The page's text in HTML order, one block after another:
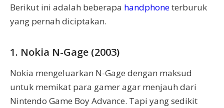
Berikut ini adalah beberapa handphoneterburuk
yang pernah diciptakan.
1. Nokia N-Gage (2003)
Nokia mengeluarkan N-Gage dengan maksud
untuk memikat para gamer agar menjauh dari
Nintendo Game Boy Advance. Tapi yang sedikit